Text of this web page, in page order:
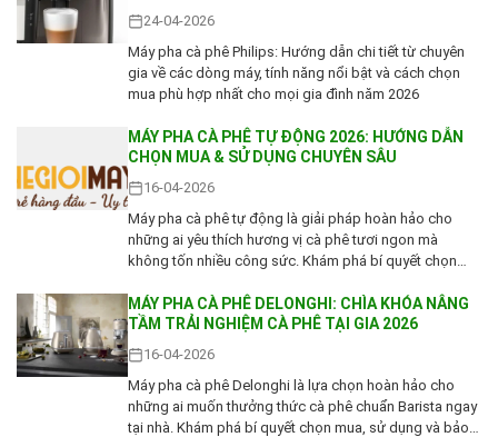
24-04-2026
Máy pha cà phê Philips: Hướng dẫn chi tiết từ chuyên
gia về các dòng máy, tính năng nổi bật và cách chọn
mua phù hợp nhất cho mọi gia đình năm 2026
MÁY PHA CÀ PHÊ TỰ ĐỘNG 2026: HƯỚNG DẪN
CHỌN MUA & SỬ DỤNG CHUYÊN SÂU
16-04-2026
Máy pha cà phê tự động là giải pháp hoàn hảo cho
những ai yêu thích hương vị cà phê tươi ngon mà
không tốn nhiều công sức. Khám phá bí quyết chọn
MÁY PHA CÀ PHÊ DELONGHI: CHÌA KHÓA NÂNG
TẦM TRẢI NGHIỆM CÀ PHÊ TẠI GIA 2026
16-04-2026
Máy pha cà phê Delonghi là lựa chọn hoàn hảo cho
những ai muốn thưởng thức cà phê chuẩn Barista ngay
tại nhà. Khám phá bí quyết chọn mua, sử dụng và bảo